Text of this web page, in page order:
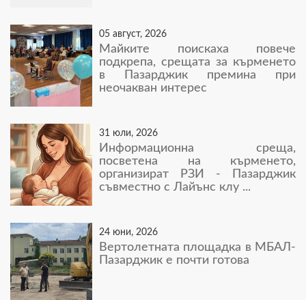
05 август, 2026
Майките поискаха повече
подкрепа, срещата за кърменето
в Пазарджик премина при
неочакван интерес
31 юли, 2026
Информационна среща,
посветена на кърменето,
организират РЗИ - Пазарджик
съвместно с Лайънс клу ...
24 юни, 2026
Вертолетната площадка в МБАЛ-
Пазарджик е почти готова